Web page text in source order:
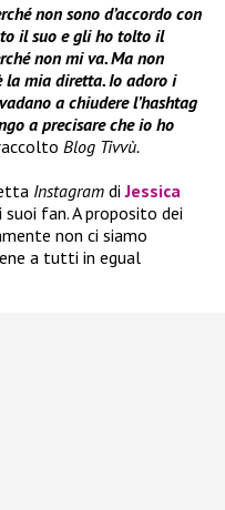
non sono d’accordo con
il suo e gli ho tolto il
non mi va. Ma non
la mia diretta. Io adoro i
a chiudere l’hashtag
a precisare che io ho
Blog Tivvù.
Instagram di Jessica
suoi fan. A proposito dei
non ci siamo
a tutti in egual